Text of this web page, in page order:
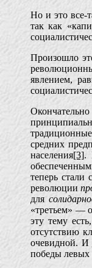
Но и это все-
так как
Произошло
явлением,
средних
населения[3].
теперь стали
революции
для
«третьем» —
эту тему
отсутствию
очевидной. И
победы левых